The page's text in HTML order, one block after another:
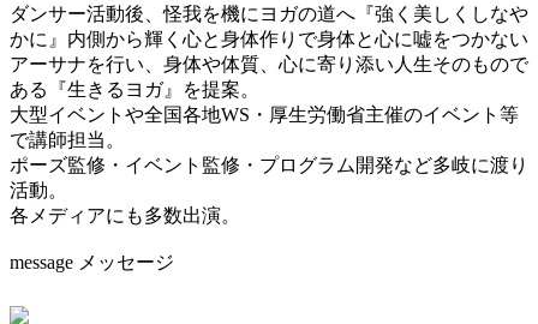
ダンサー活動後、怪我を機にヨガの道へ『強く美しくしなや
かに』内側から輝く心と身体作りで身体と心に嘘をつかない
アーサナを行い、身体や体質、心に寄り添い人生そのもので
ある『生きるヨガ』を提案。
大型イベントや全国各地WS・厚生労働省主催のイベント等
で講師担当。
ポーズ監修・イベント監修・プログラム開発など多岐に渡り
活動。
各メディアにも多数出演。
message メッセージ